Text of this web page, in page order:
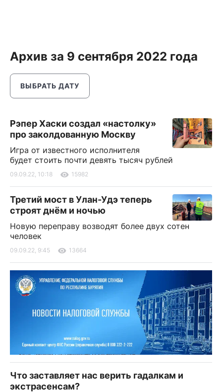
Архив за 9 сентября 2022 года
ВЫБРАТЬ ДАТУ
Рэпер Хаски создал «настолку»
про заколдованную Москву
Игра от известного исполнителя
будет стоить почти девять тысяч рублей
09.09.22, 10:18 15982
Третий мост в Улан-Удэ теперь
строят днём и ночью
Новую переправу возводят более двух сотен
человек
09.09.22, 9:45 13664
Что заставляет нас верить гадалкам и
экстрасенсам?